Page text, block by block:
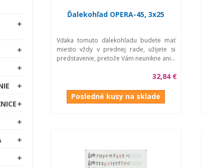
Ďalekohľad OPERA-45, 3x25
Vďaka tomuto ďalekohľadu budete mať
miesto vždy v prednej rade, užijete si
predstavenie, pretože Vám neunikne ani...
32,84 €
Posledné kusy na sklade